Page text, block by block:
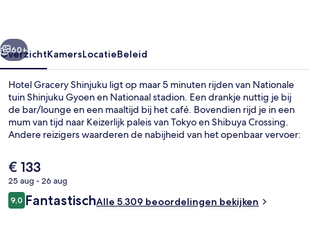
Exterieur
Volgende
60+
OverzichtKamersLocatieBeleid
Hotel Gracery Shinjuku ligt op maar 5 minuten rijden van Nationale
tuin Shinjuku Gyoen en Nationaal stadion. Een drankje nuttig je bij
de bar/lounge en een maaltijd bij het café. Bovendien rijd je in een
mum van tijd naar Keizerlijk paleis van Tokyo en Shibuya Crossing.
Andere reizigers waarderen de nabijheid van het openbaar vervoer:
sanchome op 7 minuten loopafstand.
De
huidige
prijs
is
€ 133
25 aug - 26 aug
Beoordelingen
9,09,0 op 10 –
FantastischAlle 5.309 beoordelingen bekijken